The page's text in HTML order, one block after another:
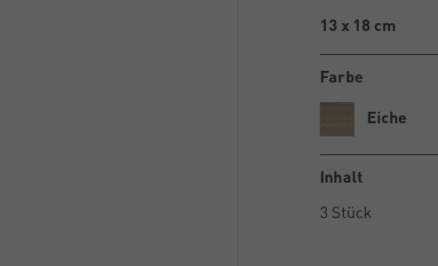
13 x 18 cm
Farbe
Eiche
Inhalt